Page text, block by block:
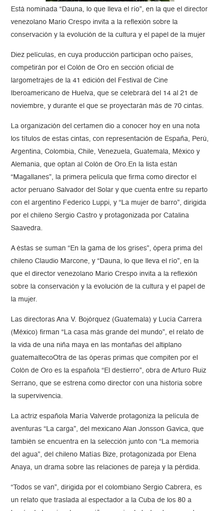
Está nominada “Dauna, lo que lleva el río”, en la que el director
venezolano Mario Crespo invita a la reflexión sobre la
conservación y la evolución de la cultura y el papel de la mujer
Diez películas, en cuya producción participan ocho países,
competirán por el Colón de Oro en sección oficial de
largometrajes de la 41 edición del Festival de Cine
Iberoamericano de Huelva, que se celebrará del 14 al 21 de
noviembre, y durante el que se proyectarán más de 70 cintas.
La organización del certamen dio a conocer hoy en una nota
los títulos de estas cintas, con representación de España, Perú,
Argentina, Colombia, Chile, Venezuela, Guatemala, México y
Alemania, que optan al Colón de Oro.En la lista están
“Magallanes”, la primera película que firma como director el
actor peruano Salvador del Solar y que cuenta entre su reparto
con el argentino Federico Luppi, y “La mujer de barro”, dirigida
por el chileno Sergio Castro y protagonizada por Catalina
Saavedra.
A éstas se suman “En la gama de los grises”, ópera prima del
chileno Claudio Marcone, y “Dauna, lo que lleva el río”, en la
que el director venezolano Mario Crespo invita a la reflexión
sobre la conservación y la evolución de la cultura y el papel de
la mujer.
Las directoras Ana V. Bojórquez (Guatemala) y Lucía Carrera
(México) firman “La casa más grande del mundo”, el relato de
la vida de una niña maya en las montañas del altiplano
guatemaltecoOtra de las óperas primas que compiten por el
Colón de Oro es la española “El destierro”, obra de Arturo Ruiz
Serrano, que se estrena como director con una historia sobre
la supervivencia.
La actriz española María Valverde protagoniza la película de
aventuras “La carga”, del mexicano Alan Jonsson Gavica, que
también se encuentra en la selección junto con “La memoria
del agua”, del chileno Matías Bize, protagonizada por Elena
Anaya, un drama sobre las relaciones de pareja y la pérdida.
“Todos se van”, dirigida por el colombiano Sergio Cabrera, es
un relato que traslada al espectador a la Cuba de los 80 a